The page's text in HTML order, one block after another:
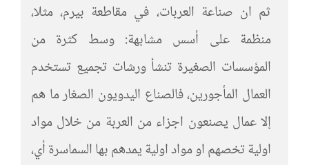
ثم ان صناعة العربات، في مقاطعة بيرم، مثلا،
منظمة على أسس مشابهة: وسط كثرة من
المؤسسات الصغيرة تنشأ ورشات تجميع تستخدم
العمال المأجورين، فالصناع اليدويون الصغار ما هم
إلا عمال يصنعون اجزاء من العربة من خلال مواد
اولية تخصهم او مواد اولية يمدهم بها السماسرة أي،